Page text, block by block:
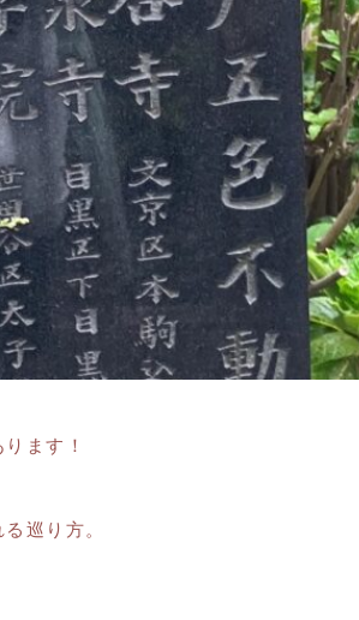
ます！
巡り方。